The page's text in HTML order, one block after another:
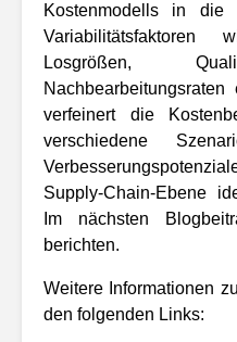
Kostenmodells in die
Variabilitätsfaktoren
Losgrößen,
verfeinert die
verschiedene
Supply-Chain-Ebene
Im nächsten
berichten.
Weitere Informationen
den folgenden Links: